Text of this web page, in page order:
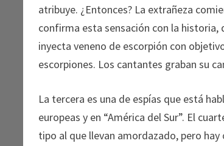
atribuye. ¿Entonces? La extrañeza
confirma esta sensación con la historia,
inyecta veneno de escorpión con
escorpiones. Los cantantes graban su
La tercera es una de espías que está
europeas y en “América del Sur”. El
tipo al que llevan amordazado, pero